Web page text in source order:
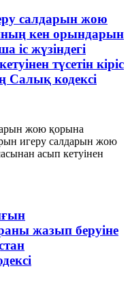
салдарын жою
кен орындарын
іс жүзіндегі
түсетін кіріс
Салық кодексі
жою қорына
игеру салдарын жою
асып кетуiнен
жазып беруіне